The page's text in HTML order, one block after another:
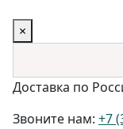
×
Доставка по
Звоните нам: +7